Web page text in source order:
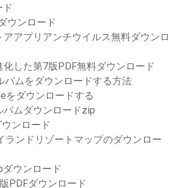
ド
ウンロード
アプリアンチウイルス無料ダウンロ
した第7版PDF無料ダウンロード
バムをダウンロードする方法
をダウンロードする
ムダウンロードzip
ンロード
ランドリゾートマップのダウンロー
ウンロード
PDFダウンロード